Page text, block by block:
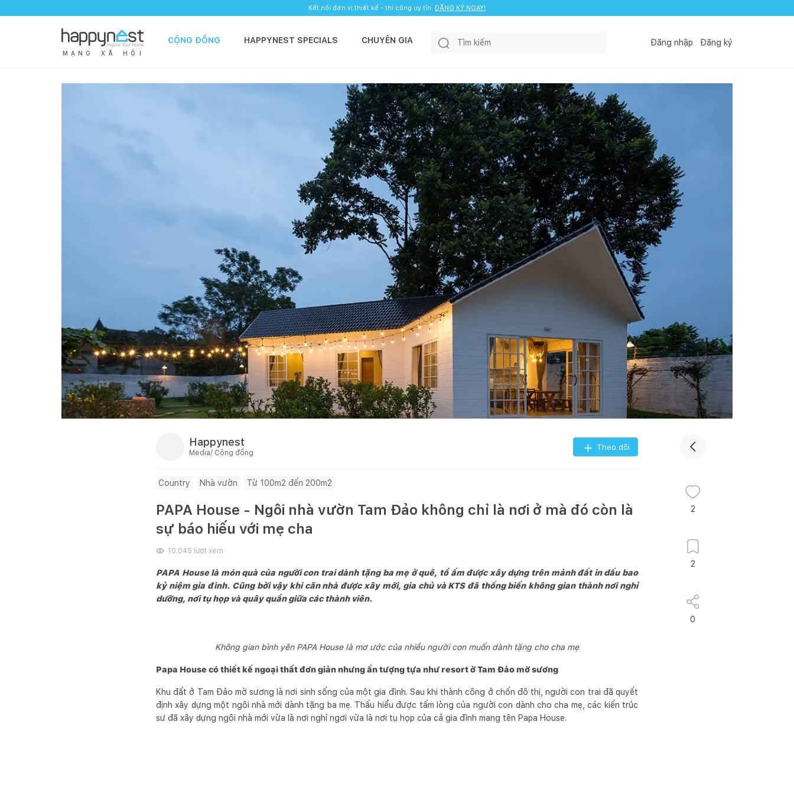
Kết nối đơn vị thiết kế - thi công uy tín. ĐĂNG KÝ NGAY!
M Ạ N G X Ã H Ộ I
CỘNG ĐỒNG HAPPYNEST SPECIALS CHUYÊN GIA Đăng nhập Đăng ký
Happynest
Media/ Cộng đồng
Theo dõi
Country Nhà vườn Từ 100m2 đến 200m2
PAPA House - Ngôi nhà vườn Tam Đảo không chỉ là nơi ở mà đó còn là
sự báo hiếu với mẹ cha
10.045 lượt xem
PAPA House là món quà của người con trai dành tặng ba mẹ ở quê, tổ ấm được xây dựng trên mảnh đất in dấu bao
kỷ niệm gia đình. Cũng bởi vậy khi căn nhà được xây mới, gia chủ và KTS đã thống biến không gian thành nơi nghỉ
dưỡng, nơi tụ họp và quây quần giữa các thành viên.
Không gian bình yên PAPA House là mơ ước của nhiều người con muốn dành tặng cho cha mẹ
Papa House có thiết kế ngoại thất đơn giản nhưng ấn tượng tựa như resort ở Tam Đảo mờ sương
Khu đất ở Tam Đảo mờ sương là nơi sinh sống của một gia đình. Sau khi thành công ở chốn đô thị, người con trai đã quyết
định xây dựng một ngôi nhà mới dành tặng ba mẹ. Thấu hiểu được tấm lòng của người con dành cho cha mẹ, các kiến trúc
sư đã xây dựng ngôi nhà mới vừa là nơi nghỉ ngơi vừa là nơi tụ họp của cả gia đình mang tên Papa House.
2
2
0